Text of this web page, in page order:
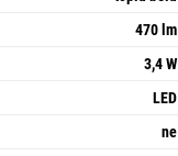
470 lm
3,4 W
LED
ne